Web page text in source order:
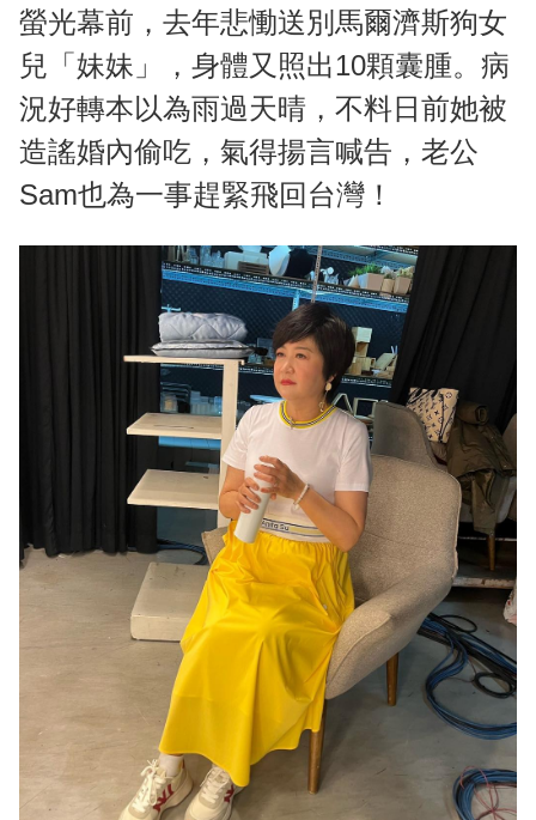
e
螢光幕前，去年悲慟送別馬爾濟斯狗女
兒「妹妹」，身體又照出10顆囊腫。病
況好轉本以為雨過天晴，不料日前她被
造謠婚內偷吃，氣得揚言喊告，老公
Sam也為一事趕緊飛回台灣！